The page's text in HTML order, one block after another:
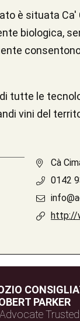
è situata
biologica,
tutte le
vini del
Cà
0142
http://
PARKER